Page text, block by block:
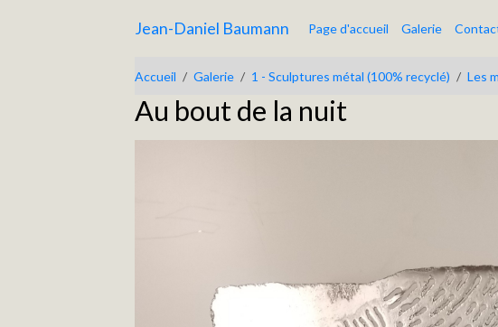
Jean-Daniel Baumann Page d'accueil Galerie
Accueil Galerie 1 - Sculptures métal (100% recyclé) Les
Au bout de la nuit